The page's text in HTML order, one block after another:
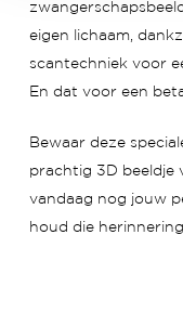
eigen lichaam,
scantechniek voor
En dat voor een
Bewaar deze
prachtig 3D beeldje
vandaag nog jouw
houd die